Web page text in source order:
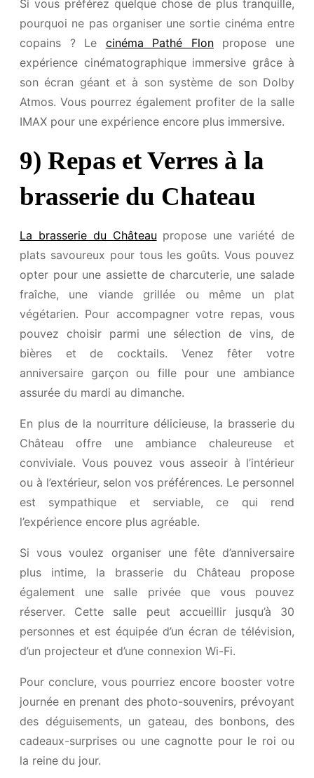
Si vous préférez quelque chose de plus tranquille,
pourquoi ne pas organiser une sortie cinéma entre
copains ? Le cinéma Pathé Flonpropose une
expérience cinématographique immersive grâce à
son écran géant et à son système de son Dolby
Atmos. Vous pourrez également profiter de la salle
IMAX pour une expérience encore plus immersive.
9) Repas et Verres à la
brasserie du Chateau
La brasserie du Château propose une variété de
plats savoureux pour tous les goûts. Vous pouvez
opter pour une assiette de charcuterie, une salade
fraîche, une viande grillée ou même un plat
végétarien. Pour accompagner votre repas, vous
pouvez choisir parmi une sélection de vins, de
bières et de cocktails. Venez fêter votre
anniversaire garçon ou fille pour une ambiance
assurée du mardi au dimanche.
En plus de la nourriture délicieuse, la brasserie du
Château offre une ambiance chaleureuse et
conviviale. Vous pouvez vous asseoir à l’intérieur
ou à l’extérieur, selon vos préférences. Le personnel
est sympathique et serviable, ce qui rend
l’expérience encore plus agréable.
Si vous voulez organiser une fête d’anniversaire
plus intime, la brasserie du Château propose
également une salle privée que vous pouvez
réserver. Cette salle peut accueillir jusqu’à 30
personnes et est équipée d’un écran de télévision,
d’un projecteur et d’une connexion Wi-Fi.
Pour conclure, vous pourriez encore booster votre
journée en prenant des photo-souvenirs, prévoyant
des déguisements, un gateau, des bonbons, des
cadeaux-surprises ou une cagnotte pour le roi ou
la reine du jour.